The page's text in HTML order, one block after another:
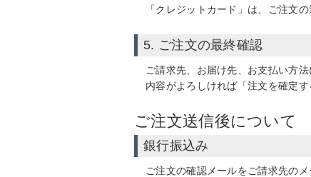
「クレジットカード」 は、ご注文
5. ご注文の最終確認
ご請求先、お届け先、お支払い方
内容がよろしければ「注文を確定
ご注文送信後について
銀行振込み
ご注文の確認メールをご請求先の